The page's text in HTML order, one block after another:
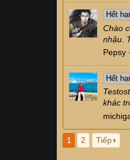
Hết
Chào
nhậu.
Pepsy
Hết
khác
1 2 Tiếp